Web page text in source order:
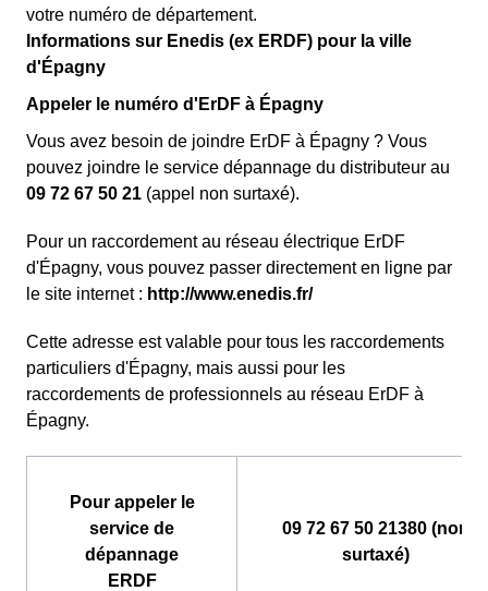
votre numéro de département.
Informations sur Enedis (ex ERDF) pour la ville
d'Épagny
Appeler le numéro d'ErDF à Épagny
Vous avez besoin de joindre ErDF à Épagny ? Vous
pouvez joindre le service dépannage du distributeur au
09 72 67 50 21 (appel non surtaxé).
Pour un raccordement au réseau électrique ErDF
d'Épagny, vous pouvez passer directement en ligne par
le site internet : http://www.enedis.fr/
Cette adresse est valable pour tous les raccordements
particuliers d'Épagny, mais aussi pour les
raccordements de professionnels au réseau ErDF à
Épagny.
Pour appeler le
service de
dépannage
ERDF
09 72 67 50 21380 (non
surtaxé)